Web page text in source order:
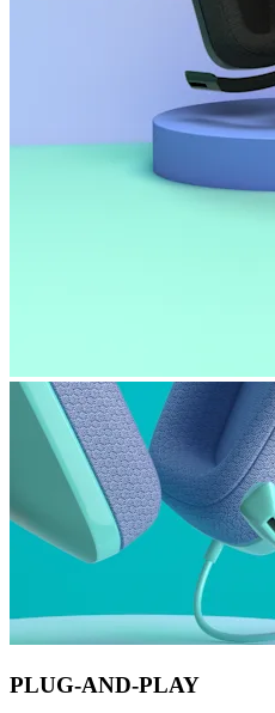
PLUG-AND-PLAY